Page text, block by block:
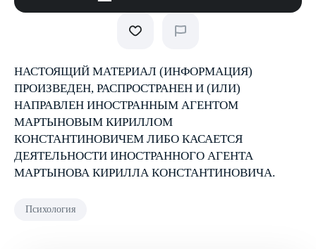
НАСТОЯЩИЙ МАТЕРИАЛ (ИНФОРМАЦИЯ)
ПРОИЗВЕДЕН, РАСПРОСТРАНЕН И (ИЛИ)
НАПРАВЛЕН ИНОСТРАННЫМ АГЕНТОМ
МАРТЫНОВЫМ КИРИЛЛОМ
КОНСТАНТИНОВИЧЕМ ЛИБО КАСАЕТСЯ
ДЕЯТЕЛЬНОСТИ ИНОСТРАННОГО АГЕНТА
МАРТЫНОВА КИРИЛЛА КОНСТАНТИНОВИЧА.
Психология